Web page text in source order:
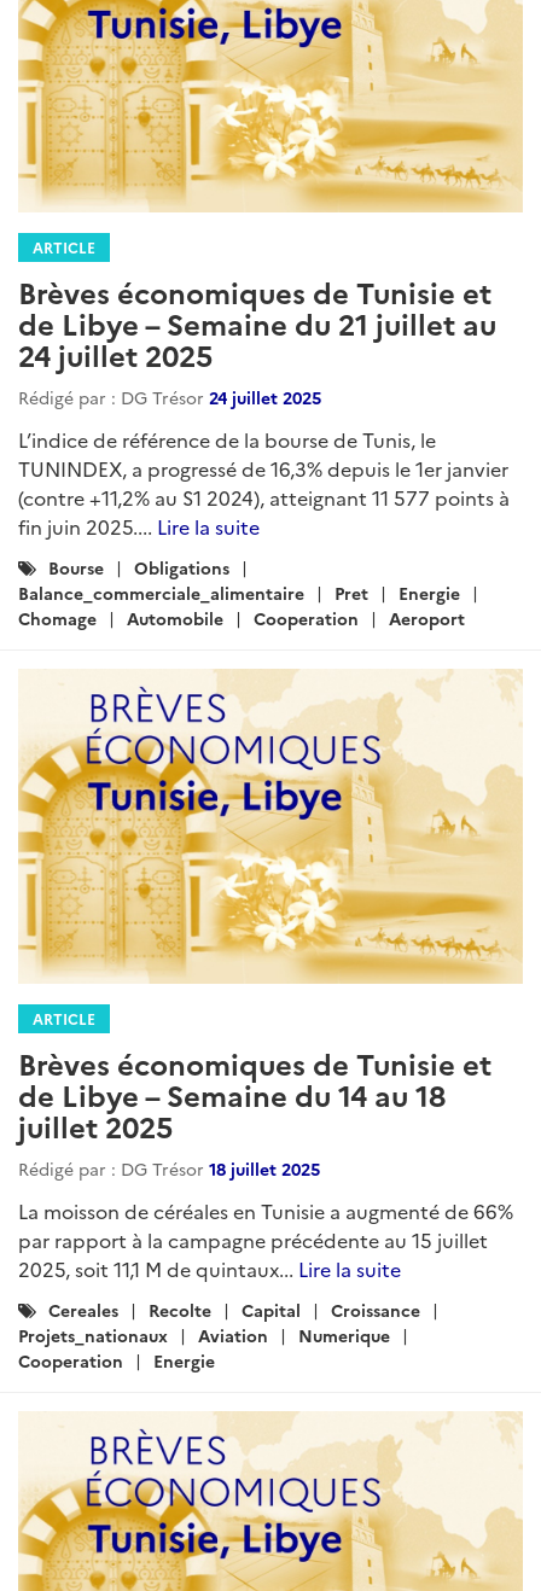
ARTICLE
Brèves économiques de Tunisie et
de Libye – Semaine du 21 juillet au
24 juillet 2025
Rédigé par : DG Trésor 24 juillet 2025
L’indice de référence de la bourse de Tunis, le
TUNINDEX, a progressé de 16,3% depuis le 1er janvier
(contre +11,2% au S1 2024), atteignant 11 577 points à
fin juin 2025.... Lire la suite
Catégories
:
Bourse
Obligations
Balance_commerciale_alimentaire
Pret
Energie
Chomage
Automobile Cooperation Aeroport
ARTICLE
Brèves économiques de Tunisie et
de Libye – Semaine du 14 au 18
juillet 2025
Rédigé par : DG Trésor 18 juillet 2025
La moisson de céréales en Tunisie a augmenté de 66%
par rapport à la campagne précédente au 15 juillet
2025, soit 11,1 M de quintaux... Lire la suite
Catégories
:
Cereales Recolte Capital
Croissance
Projets_nationaux
Aviation
Numerique
Cooperation
Energie